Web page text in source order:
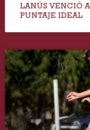
LANÚS VENCIÓ
PUNTAJE IDEAL